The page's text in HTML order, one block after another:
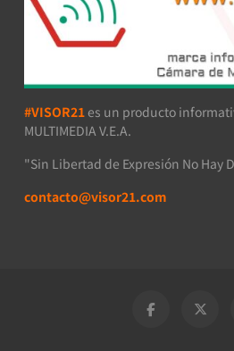
#VISOR21 es un producto
MULTIMEDIA V.E.A.
"Sin Libertad de Expresión No Hay
contacto@visor21.com